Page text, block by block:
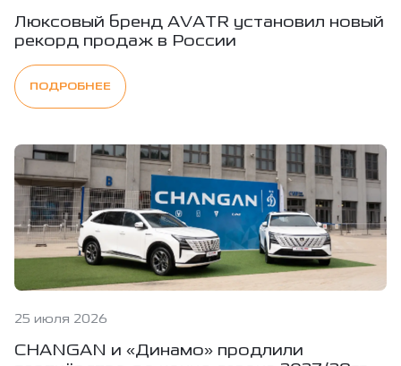
Люксовый бренд AVATR установил новый
рекорд продаж в России
ПОДРОБНЕЕ
25 июля 2026
CHANGAN и «Динамо» продлили